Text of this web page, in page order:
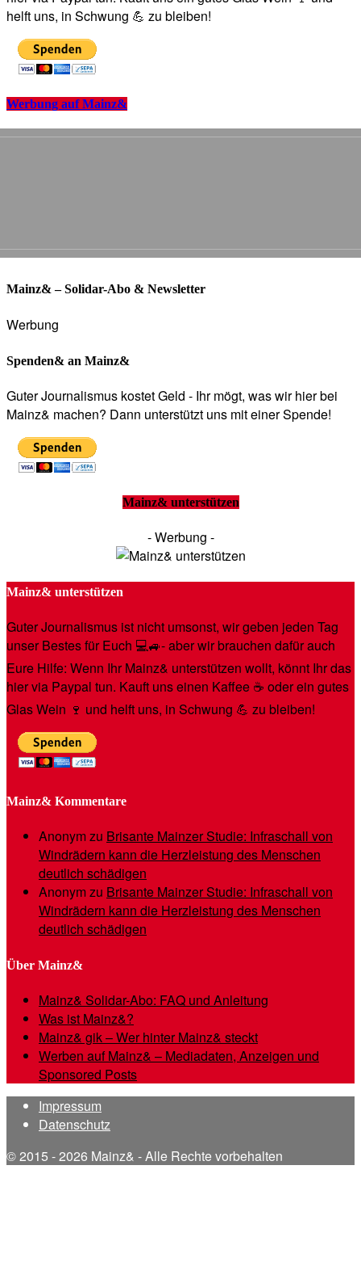
helft uns, in Schwung 💪 zu bleiben!
Werbung auf Mainz&
Mainz& – Solidar-Abo & Newsletter
Werbung
Spenden& an Mainz&
Guter Journalismus kostet Geld - Ihr mögt, was wir hier bei
Mainz& machen? Dann unterstützt uns mit einer Spende!
Mainz& unterstützen
- Werbung -
Mainz& unterstützen
Guter Journalismus ist nicht umsonst, wir geben jeden Tag
unser Bestes für Euch 💻🚙- aber wir brauchen dafür auch
Eure Hilfe: Wenn Ihr Mainz& unterstützen wollt, könnt Ihr das
hier via Paypal tun. Kauft uns einen Kaffee ☕️ oder ein gutes
Glas Wein 🍷 und helft uns, in Schwung 💪 zu bleiben!
Mainz& Kommentare
Anonymzu Brisante Mainzer Studie: Infraschall von
Windrädern kann die Herzleistung des Menschen
deutlich schädigen
Anonymzu Brisante Mainzer Studie: Infraschall von
Windrädern kann die Herzleistung des Menschen
deutlich schädigen
Über Mainz&
Mainz& Solidar-Abo: FAQ und Anleitung
Was ist Mainz&?
Mainz& gik – Wer hinter Mainz& steckt
Werben auf Mainz& – Mediadaten, Anzeigen und
Sponsored Posts
Impressum
Datenschutz
© 2015 - 2026 Mainz& - Alle Rechte vorbehalten